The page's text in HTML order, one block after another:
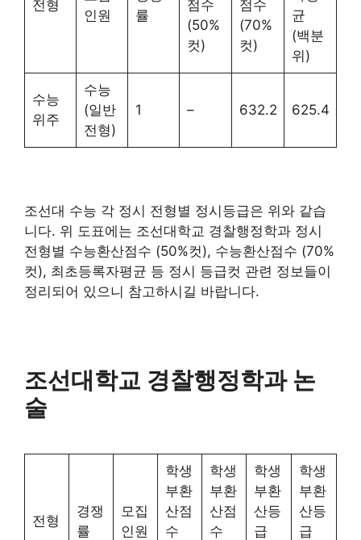
전형
인원
률
점수
(50%
컷)
점수
(70%
컷)
균
(백분
위)
수능
위주
수능
(일반
전형)
1 – 632.2 625.4
조선대 수능 각 정시 전형별 정시등급은 위와 같습
니다. 위 도표에는 조선대학교 경찰행정학과 정시
전형별 수능환산점수 (50%컷), 수능환산점수 (70%
컷), 최초등록자평균 등 정시 등급컷 관련 정보들이
정리되어 있으니 참고하시길 바랍니다.
조선대학교 경찰행정학과 논
술
전형
경쟁
률
모집
인원
학생
부환
산점
수
학생
부환
산점
수
학생
부환
산등
급
학생
부환
산등
급